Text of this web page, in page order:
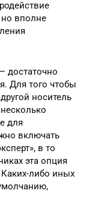
но вполне
достаточно
Для того чтобы
носитель
для
включать
в то
эта опция
либо иных